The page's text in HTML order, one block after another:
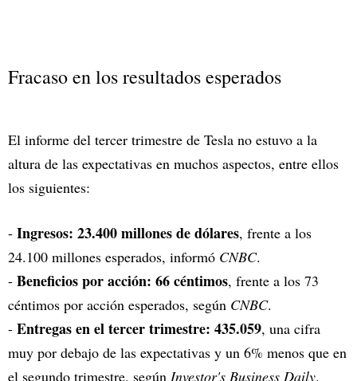
Fracaso en los resultados esperados
El informe del tercer trimestre de Tesla no estuvo a la
altura de las expectativas en muchos aspectos, entre ellos
los siguientes:
- Ingresos: 23.400 millones de dólares, frente a los
24.100 millones esperados, informó CNBC.
- Beneficios por acción: 66 céntimos, frente a los 73
céntimos por acción esperados, según CNBC.
- Entregas en el tercer trimestre: 435.059, una cifra
muy por debajo de las expectativas y un 6% menos que en
el segundo trimestre, según Investor's Business Daily.